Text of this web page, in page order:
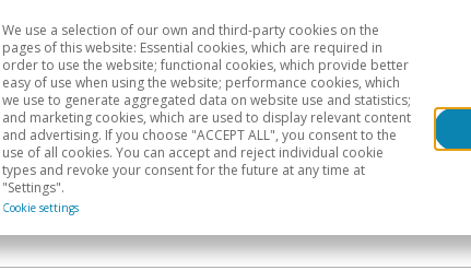
Sectoral analysis Geographical areas
We use a selection of our own and third-party cookies on the
pages of this website: Essential cookies, which are required in
order to use the website; functional cookies, which provide better
easy of use when using the website; performance cookies, which
we use to generate aggregated data on website use and statistics;
and marketing cookies, which are used to display relevant content
and advertising. If you choose "ACCEPT ALL", you consent to the
use of all cookies. You can accept and reject individual cookie
types and revoke your consent for the future at any time at
"Settings".
Cookie settings